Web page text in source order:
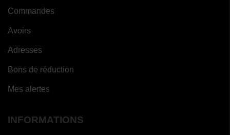
Commandes
Avoirs
Adresses
Bons de réduction
Mes alertes
INFORMATIONS